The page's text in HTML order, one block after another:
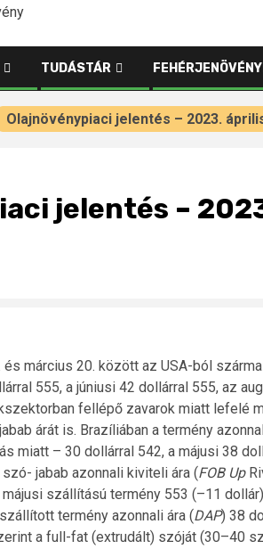
TUDÁSTÁR
Olajnövénypiaci jelentés – 2023.
jelentés –
március 20. között az USA-ból
555, a júniusi 42 dollárral 555, az
fellépő zavarok miatt lefelé
árát is. Brazíliában a termény
miatt – 30 dollárral 542, a májusi 38
jabab azonnali kiviteli ára (FOB Up
szállítású termény 553 (–11
termény azonnali ára (DAP) 38
a full-fat (extrudált) szóját (30–40